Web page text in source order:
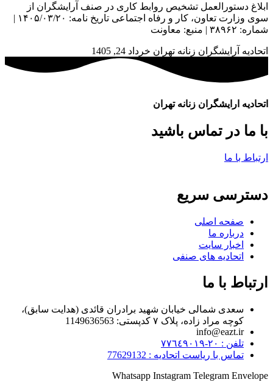
ابلاغ دستورالعمل تشخیص روابط کاری در صنف آرایشگران از
سوی وزارت تعاون، کار و رفاه اجتماعی تاریخ نامه: ۱۴۰۵/۰۳/۲۰ |
شماره: ۳۸۹۶۲ | منبع: معاونت
اتحادیه آرایشگران زنانه تهران خرداد 24, 1405
اتحادیه ارایشگران زنانه تهران
با ما در تماس باشید
ارتباط با ما
دسترسی سریع
صفحه اصلی
درباره ما
اخبار سایت
اتحادیه های صنفی
ارتباط با ما
سعدی شمالی خیابان شهید برادران قائدی (هدایت سابق)،
کوچه مراد زاده، پلاک ۷ کدپستی: 1149636563
info@eazt.ir
تلفن : ٢٠-٧٧٦٤٩٠١٩
تماس با ریاست اتحادیه : 77629132
Whatsapp Instagram Telegram Envelope